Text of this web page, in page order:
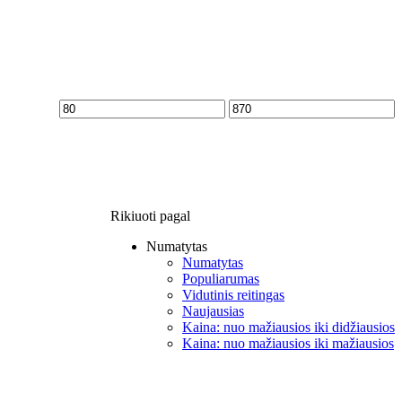
Min Max
Rikiuoti pagal
Numatytas
Numatytas
Populiarumas
Vidutinis reitingas
Naujausias
Kaina: nuo mažiausios iki didžiausios
Kaina: nuo mažiausios iki mažiausios